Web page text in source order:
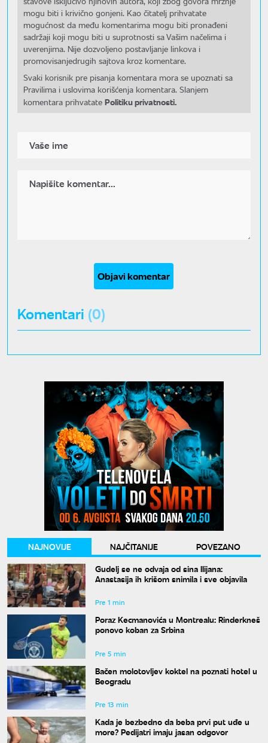
mogu biti i krivično gonjeni. Kao čitatelj prihvatate
mogućnost da među komentarima mogu biti pronađeni
sadržaji koji mogu biti u suprotnosti sa Vašim načelima i
uverenjima. Nije dozvoljeno postavljanje linkova i
promovisanjedrugih sajtova kroz komentare.
Svaki korisnik pre pisanja komentara mora se upoznati sa
Pravilima i uslovima korišćenja komentara. Slanjem
komentara prihvatate Politiku privatnosti.
Objavi komentar
Komentari (0)
NAJNOVIJE NAJČITANIJE
POVEZANO
Gudelj se ne odvaja od sina Ilijana:
Anastasija ih krišom snimila i sve objavila
Pre 1 min
Poraz Kecmanovića u Montrealu: Rinderkneš
ponovo koban za Srbina
Pre 5 min
Bačen molotovljev koktel na poznati hotel u
Beogradu
Pre 13 min
Kada je bezbedno da beba prvi put uđe u
more? Pedijatri imaju jasan odgovor